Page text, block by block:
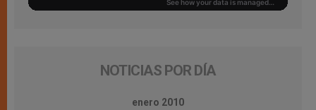
NOTICIAS POR DÍA
enero 2010